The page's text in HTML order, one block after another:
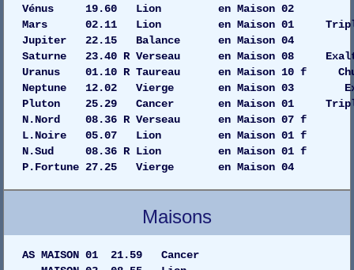
Vénus 19.60 Lion en
Mars 02.11 Lion en Maison 01
Jupiter 22.15 Balance en
Saturne 23.40 R Verseau en Maison 08
Uranus 01.10 R Taureau en Maison 10 f
Neptune 12.02 Vierge en Maison 03
Pluton 25.29 Cancer en Maison 01
N.Nord 08.36 R Verseau en Maison 07 f
L.Noire 05.07 Lion en Maison 01 f
N.Sud 08.36 R Lion en Maison 01 f
P.Fortune 27.25 Vierge en Maison 04
Maisons
AS MAISON 01 21.59 Cancer